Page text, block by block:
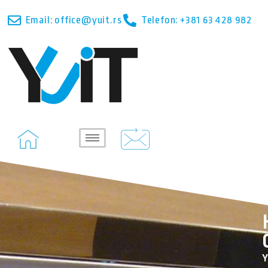
Email: office@yuit.rs Telefon: +381 63 428 982